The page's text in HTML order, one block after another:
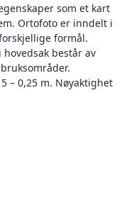
som et kart
Ortofoto er inndelt i
formål.
består av
– 0,25 m. Nøyaktighet